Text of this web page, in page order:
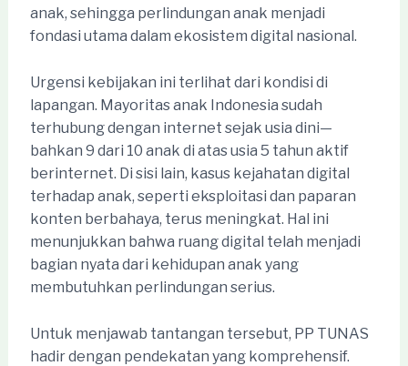
anak, sehingga perlindungan anak menjadi
fondasi utama dalam ekosistem digital nasional.
Urgensi kebijakan ini terlihat dari kondisi di
lapangan. Mayoritas anak Indonesia sudah
terhubung dengan internet sejak usia dini—
bahkan 9 dari 10 anak di atas usia 5 tahun aktif
berinternet. Di sisi lain, kasus kejahatan digital
terhadap anak, seperti eksploitasi dan paparan
konten berbahaya, terus meningkat. Hal ini
menunjukkan bahwa ruang digital telah menjadi
bagian nyata dari kehidupan anak yang
membutuhkan perlindungan serius.
Untuk menjawab tantangan tersebut, PP TUNAS
hadir dengan pendekatan yang komprehensif.